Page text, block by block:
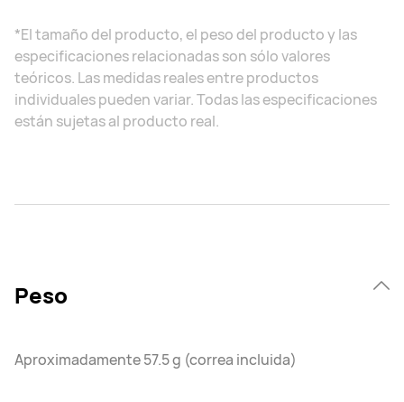
*El tamaño del producto, el peso del producto y las
especificaciones relacionadas son sólo valores
teóricos. Las medidas reales entre productos
individuales pueden variar. Todas las especificaciones
están sujetas al producto real.
Peso
Aproximadamente 57.5 g (correa incluida)